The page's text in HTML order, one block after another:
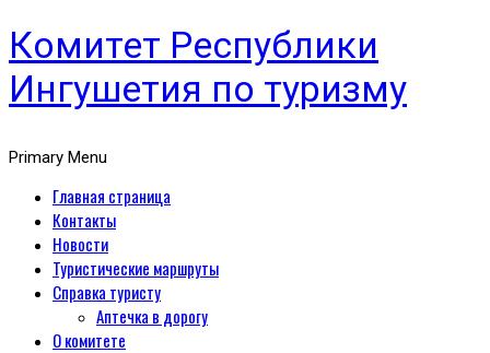
Комитет Республики
Ингушетия по туризму
Primary Menu
Главная страница
Контакты
Новости
Туристические маршруты
Справка туристу
Аптечка в дорогу
О комитете